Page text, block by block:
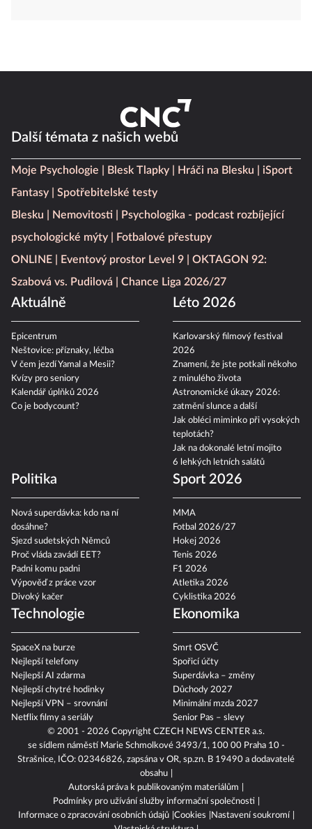
© 2001 - 2026 Copyright CZECH NEWS CENTER a.s.
se sídlem náměstí Marie Schmolkové 3493/1, 100 00 Praha 10 -
Strašnice, IČO: 02346826, zapsána v OR, sp.zn. B 19490 a dodavatelé
obsahu
Autorská práva k publikovaným materiálům
Podmínky pro užívání služby informační společnosti
Informace o zpracování osobních údajů Cookies
Nastavení soukromí
Další témata z našich webů
Moje Psychologie Blesk Tlapky Hráči na Blesku
iSport
Fantasy
Spotřebitelské testy
Blesku
Nemovitosti
Psychologika - podcast rozbíjející
psychologické mýty
Fotbalové přestupy
ONLINE
Eventový prostor Level 9
OKTAGON 92:
Szabová vs. Pudilová
Chance Liga 2026/27
Aktuálně
Epicentrum
Neštovice: příznaky, léčba
V čem jezdí Yamal a Mesii?
Kvízy pro seniory
Kalendář úplňků 2026
Co je bodycount?
Léto 2026
Karlovarský filmový festival
2026
Znamení, že jste potkali někoho
z minulého života
Astronomické úkazy 2026:
zatmění slunce a další
Jak obléci miminko při vysokých
teplotách?
Jak na dokonalé letní mojito
6 lehkých letních salátů
Politika
Nová superdávka: kdo na ní
dosáhne?
Sjezd sudetských Němců
Proč vláda zavádí EET?
Padni komu padni
Výpověď z práce vzor
Divoký kačer
Sport 2026
MMA
Fotbal 2026/27
Hokej 2026
Tenis 2026
F1 2026
Atletika 2026
Cyklistika 2026
Technologie
SpaceX na burze
Nejlepší telefony
Nejlepší AI zdarma
Nejlepší chytré hodinky
Nejlepší VPN – srovnání
Netflix filmy a seriály
Ekonomika
Smrt OSVČ
Spořicí účty
Superdávka – změny
Důchody 2027
Minimální mzda 2027
Senior Pas – slevy